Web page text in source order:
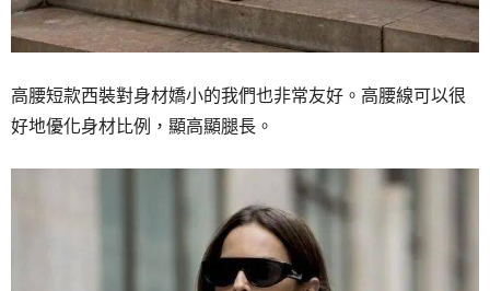
高腰短款西裝對身材嬌小的我們也非常友好。高腰線可以很
好地優化身材比例，顯高顯腿長。